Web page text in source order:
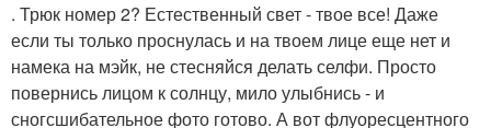
. Трюк номер 2? Естественный свет - твое все! Даже
если ты только проснулась и на твоем лице еще нет и
намека на мэйк, не стесняйся делать селфи. Просто
повернись лицом к солнцу, мило улыбнись - и
сногсшибательное фото готово. А вот флуоресцентного